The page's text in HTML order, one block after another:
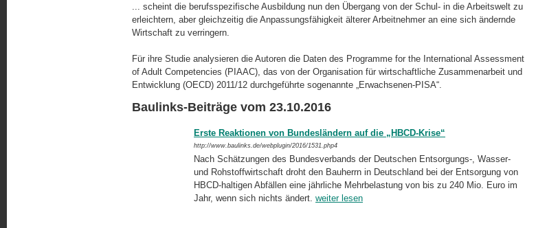
... scheint die berufsspezifische Ausbildung nun den Übergang von der Schul- in die Arbeitswelt zu
erleichtern, aber gleichzeitig die Anpassungsfähigkeit älterer Arbeit­neh­mer an eine sich ändernde
Wirtschaft zu verringern.
Für ihre Studie analysieren die Autoren die Daten des Programme for the International Assessment
of Adult Competencies (PIAAC), das von der Organisation für wirt­schaft­li­che Zusammenarbeit und
Entwicklung (OECD) 2011/12 durchgeführte sogenannte „Erwachsenen-PISA“.
Baulinks-Beiträge vom 23.10.2016
Erste Reaktionen von Bundesländern auf die „HBCD-Krise“
http://www.baulinks.de/webplugin/2016/1531.php4
Nach Schätzungen des Bundesverbands der Deutschen Entsorgungs-, Wasser-
und Rohstoffwirtschaft droht den Bauherrn in Deutschland bei der Entsorgung von
HBCD-haltigen Abfällen eine jährliche Mehr­be­las­tung von bis zu 240 Mio. Euro im
Jahr, wenn sich nichts ändert. weiter lesen